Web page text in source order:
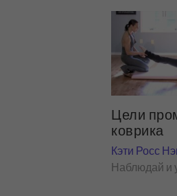
Цели
коврика
Кэти Росс
Наблюдай и